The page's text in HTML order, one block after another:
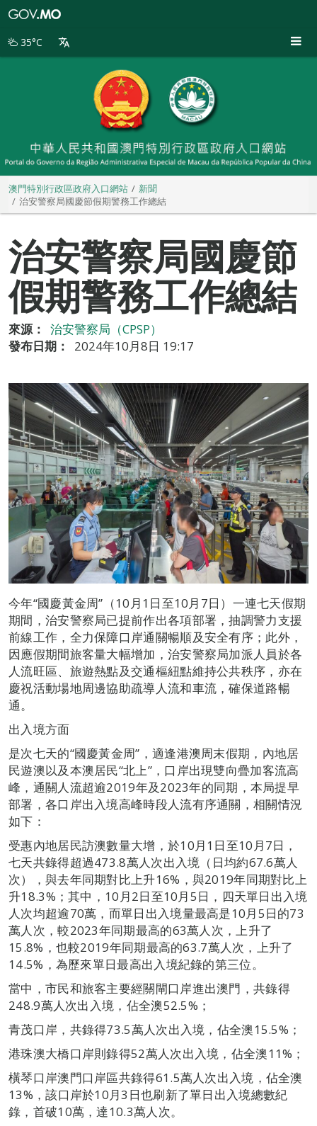
別
35°C
澳門特別行政區政府入口網站
新聞
治安警察局國慶節假期警務工作總結
治安警察局國慶節
假期警務工作總結
來源：
治安警察局（CPSP）
發布日期：
2024年10月8日 19:17
今年“國慶黃金周”（10月1日至10月7日）一連七天假期
期間，治安警察局已提前作出各項部署，抽調警力支援
前線工作，全力保障口岸通關暢順及安全有序；此外，
因應假期間旅客量大幅增加，治安警察局加派人員於各
人流旺區、旅遊熱點及交通樞紐點維持公共秩序，亦在
慶祝活動場地周邊協助疏導人流和車流，確保道路暢
通。
出入境方面
是次七天的“國慶黃金周”，適逢港澳周末假期，內地居
民遊澳以及本澳居民“北上”，口岸出現雙向疊加客流高
峰，通關人流超逾2019年及2023年的同期，本局提早
部署，各口岸出入境高峰時段人流有序通關，相關情況
如下：
受惠內地居民訪澳數量大增，於10月1日至10月7日，
七天共錄得超過473.8萬人次出入境（日均約67.6萬人
次），與去年同期對比上升16%，與2019年同期對比上
升18.3%；其中，10月2日至10月5日，四天單日出入境
人次均超逾70萬，而單日出入境量最高是10月5日的73
萬人次，較2023年同期最高的63萬人次，上升了
15.8%，也較2019年同期最高的63.7萬人次，上升了
14.5%，為歷來單日最高出入境紀錄的第三位。
當中，市民和旅客主要經關閘口岸進出澳門，共錄得
248.9萬人次出入境，佔全澳52.5%；
青茂口岸，共錄得73.5萬人次出入境，佔全澳15.5%；
港珠澳大橋口岸則錄得52萬人次出入境，佔全澳11%；
橫琴口岸澳門口岸區共錄得61.5萬人次出入境，佔全澳
13%，該口岸於10月3日也刷新了單日出入境總數紀
錄，首破10萬，達10.3萬人次。